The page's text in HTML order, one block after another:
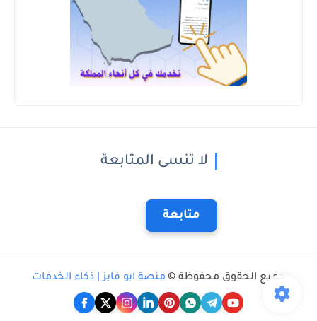
لا تنسى المتابعة
متابعة
جميع الحقوق محفوظة © منصة أبو فايز | ذكاء الخدمات